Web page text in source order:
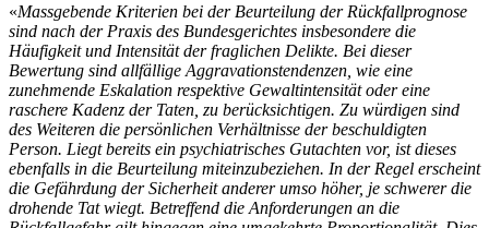
«Massgebende Kriterien bei der Beurteilung der Rückfallprognose
sind nach der Praxis des Bundesgerichtes insbesondere die
Häufigkeit und Intensität der fraglichen Delikte. Bei dieser
Bewertung sind allfällige Aggravationstendenzen, wie eine
zunehmende Eskalation respektive Gewaltintensität oder eine
raschere Kadenz der Taten, zu berücksichtigen. Zu würdigen sind
des Weiteren die persönlichen Verhältnisse der beschuldigten
Person. Liegt bereits ein psychiatrisches Gutachten vor, ist dieses
ebenfalls in die Beurteilung miteinzubeziehen. In der Regel erscheint
die Gefährdung der Sicherheit anderer umso höher, je schwerer die
drohende Tat wiegt. Betreffend die Anforderungen an die